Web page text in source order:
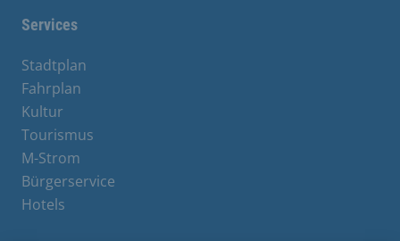
Services
Stadtplan
Fahrplan
Kultur
Tourismus
M-Strom
Bürgerservice
Hotels